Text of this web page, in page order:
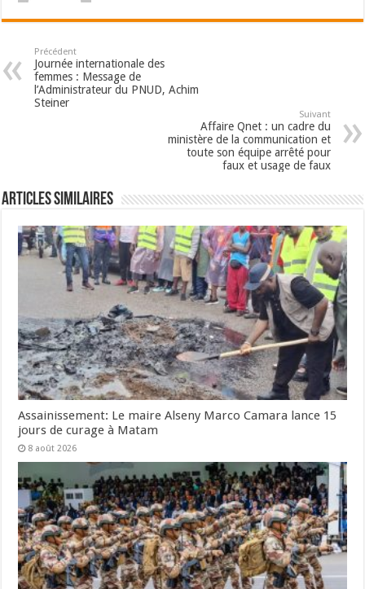
Précédent
Journée internationale des
femmes : Message de
l’Administrateur du PNUD, Achim
Steiner
Suivant
Affaire Qnet : un cadre du
ministère de la communication et
toute son équipe arrêté pour
faux et usage de faux
Articles Similaires
Assainissement: Le maire Alseny Marco Camara lance 15
jours de curage à Matam
8 août 2026